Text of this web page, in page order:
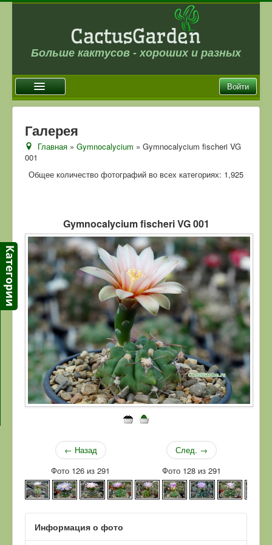
Больше кактусов - хороших и разных
Войти
Новости
Галерея
Магазин
Ссылки
Контакты
Галерея
Главная »Gymnocalycium » Gymnocalycium fischeri VG
001
Общее количество фотографий во всех категориях: 1,925
Gymnocalycium fischeri VG 001
← Назад
Фото 126 из 291
След. →
Фото 128 из 291
Информация о фото